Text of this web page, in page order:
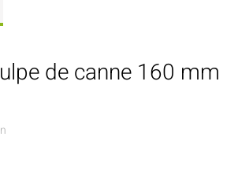
de canne 160 mm